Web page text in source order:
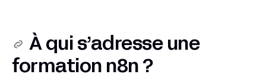
À qui s’adresse une
formation n8n ?